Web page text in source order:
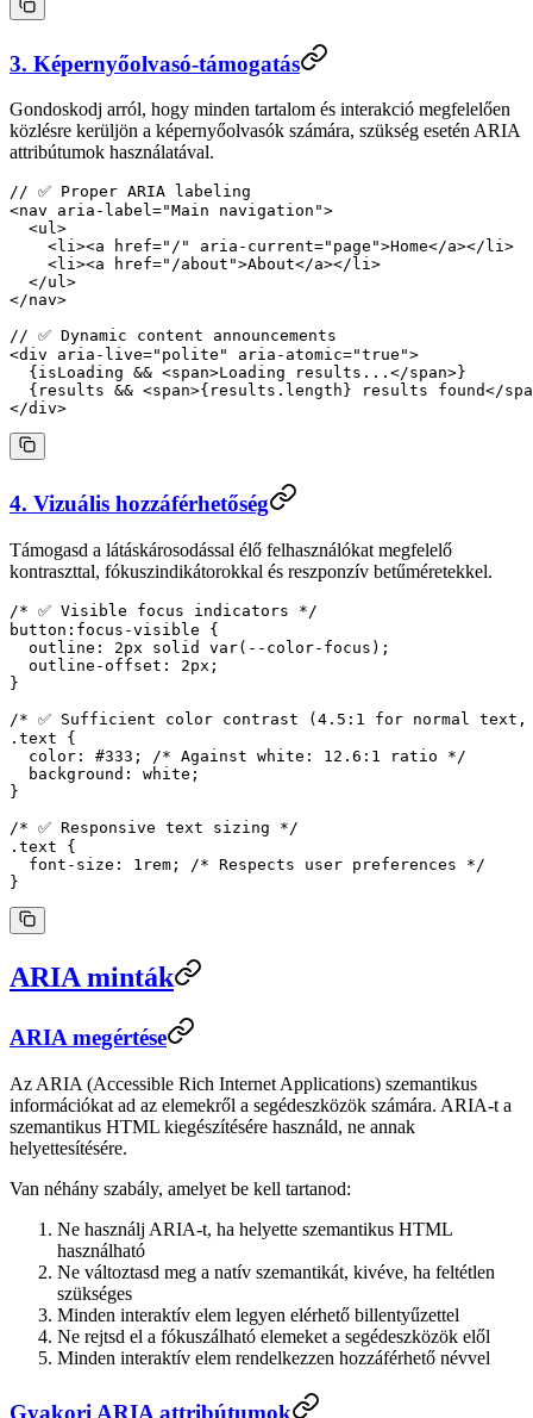
3. Képernyőolvasó-támogatás
Gondoskodj arról, hogy minden tartalom és interakció megfelelően
közlésre kerüljön a képernyőolvasók számára, szükség esetén ARIA
attribútumok használatával.
// ✅ Proper ARIA labeling
<nav aria-label="Main navigation">
  <
ul>
    <
li><a href="/" aria-current="page">Home</a></ li>
    <
li><a href="/about">About</a></ li>
  </
ul>
</nav>
// ✅ Dynamic content announcements
<div aria-live="polite" aria-atomic="true">
  {isLoading
&& <span>Loading results...</span>}
  {results
&& <span>{results. length } results found</
</div>
4. Vizuális hozzáférhetőség
Támogasd a látáskárosodással élő felhasználókat megfelelő
kontraszttal, fókuszindikátorokkal és reszponzív betűméretekkel.
/* ✅ Visible focus indicators */
button :focus-visible {
  outline
: 2px solid var( --color-focus );
  outline-offset
: 2px ;
}
/* ✅ Sufficient color contrast (4.5:1 for normal
.text {
  color
: #333 ;
/* Against white: 12.6:1 ratio */
  background
: white ;
}
/* ✅ Responsive text sizing */
.text {
  font-size
: 1 rem ;
/* Respects user preferences */
}
ARIA minták
ARIA megértése
Az ARIA (Accessible Rich Internet Applications) szemantikus
információkat ad az elemekről a segédeszközök számára. ARIA-t a
szemantikus HTML kiegészítésére használd, ne annak
helyettesítésére.
Van néhány szabály, amelyet be kell tartanod:
Ne használj ARIA-t, ha helyette szemantikus HTML
használható
Ne változtasd meg a natív szemantikát, kivéve, ha feltétlen
szükséges
Minden interaktív elem legyen elérhető billentyűzettel
Ne rejtsd el a fókuszálható elemeket a segédeszközök elől
Minden interaktív elem rendelkezzen hozzáférhető névvel
Gyakori ARIA attribútumok